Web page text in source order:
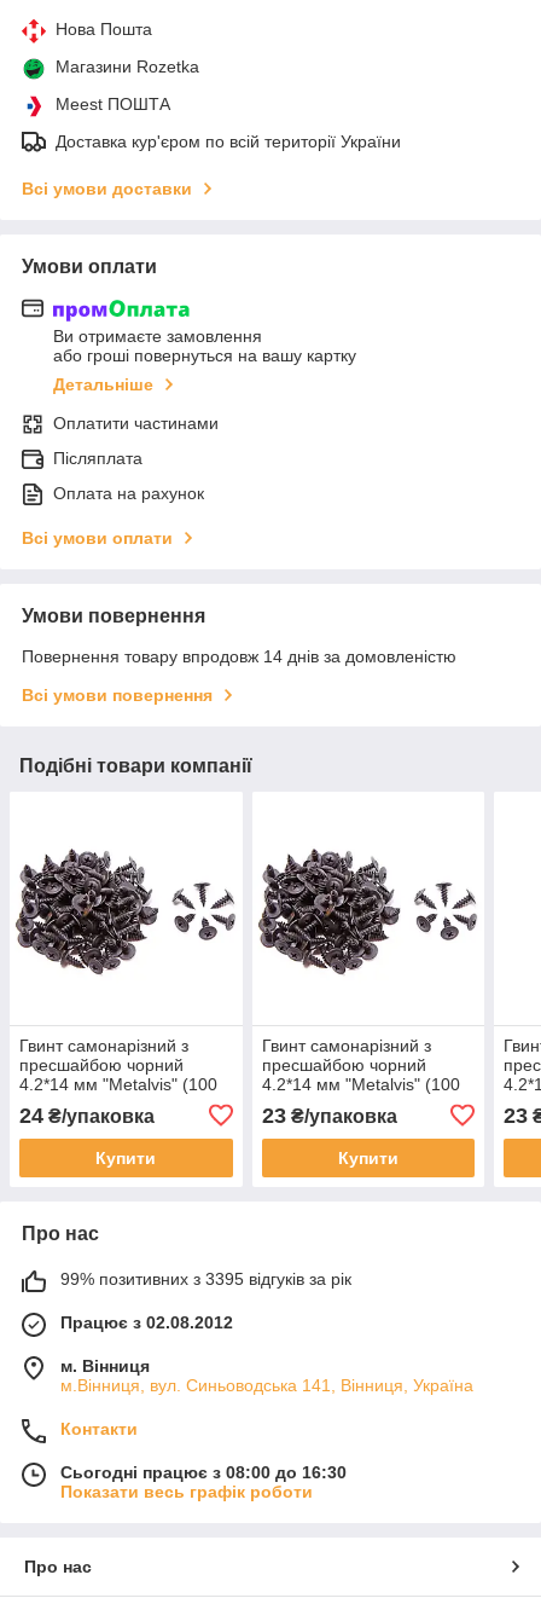
Нова Пошта
Магазини Rozetka
Meest ПОШТА
Доставка кур'єром по всій території України
Всі умови доставки
Умови оплати
Ви отримаєте замовлення
або гроші повернуться на вашу картку
Детальніше
Оплатити частинами
Післяплата
Оплата на рахунок
Всі умови оплати
Умови повернення
Повернення товару впродовж 14 днів за домовленістю
Всі умови повернення
Подібні товари компанії
Гвинт самонарізний з
пресшайбою чорний
4.2*14 мм "Metalvis" (100
24 ₴/упаковка
Купити
Гвинт самонарізний з
пресшайбою чорний
4.2*14 мм "Metalvis" (100
23₴/упаковка
Купити
23
Про нас
99% позитивних з 3395 відгуків за рік
Працює з 02.08.2012
м. Вінниця
м.Вінниця, вул. Синьоводська 141, Вінниця, Україна
Контакти
Сьогодні працює з 08:00 до 16:30
Показати весь графік роботи
Про нас